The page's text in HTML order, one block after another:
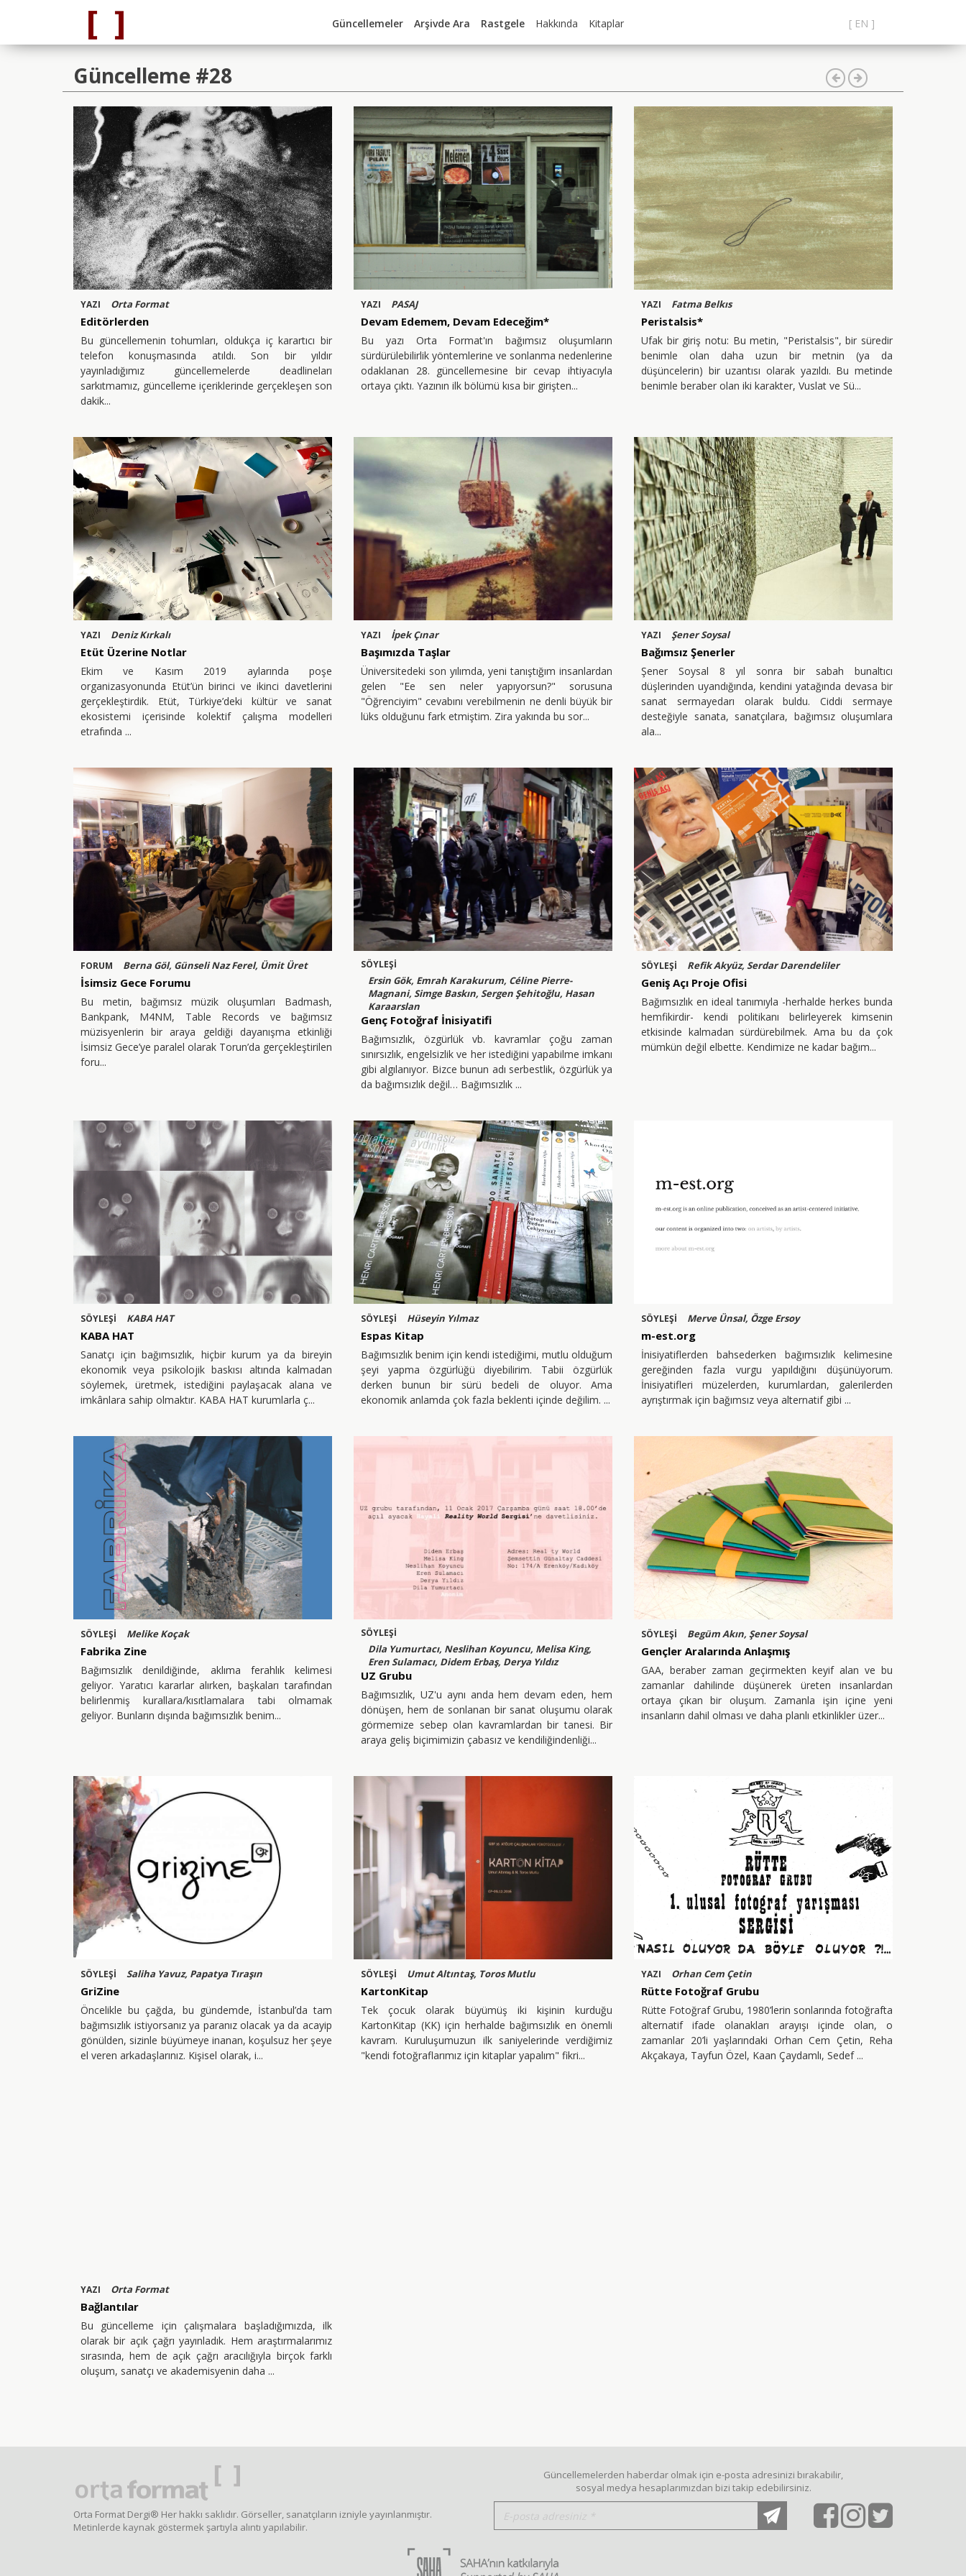
Güncellemeler Arşivde Ara Rastgele Hakkında Kitaplar [ EN ]
Güncelleme #28
YAZI Orta Format
Editörlerden
Bu güncellemenin tohumları, oldukça iç karartıcı bir
telefon konuşmasında atıldı. Son bir yıldır
yayınladığımız güncellemelerde deadlineları
sarkıtmamız, güncelleme içeriklerinde gerçekleşen son
dakik
YAZI PASAJ
Devam Edemem, Devam Edeceğim*
Bu yazı Orta Format'ın bağımsız oluşumların
sürdürülebilirlik yöntemlerine ve sonlanma nedenlerine
odaklanan 28. güncellemesine bir cevap ihtiyacıyla
ortaya çıktı. Yazının ilk bölümü kısa bir girişten
YAZI Fatma Belkıs
Peristalsis*
Ufak bir giriş notu: Bu metin, "Peristalsis", bir süredir
benimle olan daha uzun bir metnin (ya da
düşüncelerin) bir uzantısı olarak yazıldı. Bu metinde
benimle beraber olan iki karakter, Vuslat ve Sü
YAZI Deniz Kırkalı
Etüt Üzerine Notlar
Ekim ve Kasım 2019 aylarında poşe
organizasyonunda Etüt’ün birinci ve ikinci davetlerini
gerçekleştirdik. Etüt, Türkiye’deki kültür ve sanat
ekosistemi içerisinde kolektif çalışma modelleri
etrafında
YAZI İpek Çınar
Başımızda Taşlar
Üniversitedeki son yılımda, yeni tanıştığım insanlardan
gelen "Ee sen neler yapıyorsun?" sorusuna
"Öğrenciyim" cevabını verebilmenin ne denli büyük bir
lüks olduğunu fark etmiştim. Zira yakında bu sor
YAZI Şener Soysal
Bağımsız Şenerler
Şener Soysal 8 yıl sonra bir sabah bunaltıcı
düşlerinden uyandığında, kendini yatağında devasa bir
sanat sermayedarı olarak buldu. Ciddi sermaye
desteğiyle sanata, sanatçılara, bağımsız oluşumlara
ala
FORUM Berna Göl, Günseli Naz Ferel, Ümit Üret
İsimsiz Gece Forumu
Bu metin, bağımsız müzik oluşumları Badmash,
Bankpank, M4NM, Table Records ve bağımsız
müzisyenlerin bir araya geldiği dayanışma etkinliği
İsimsiz Gece’ye paralel olarak Torun’da gerçekleştirilen
foru
SÖYLEŞİ
Ersin Gök, Emrah Karakurum, Céline Pierre-
Magnani, Simge Baskın, Sergen Şehitoğlu, Hasan
Karaarslan
Genç Fotoğraf İnisiyatifi
Bağımsızlık, özgürlük vb. kavramlar çoğu zaman
sınırsızlık, engelsizlik ve her istediğini yapabilme imkanı
gibi algılanıyor. Bizce bunun adı serbestlik, özgürlük ya
da bağımsızlık değil… Bağımsızlık
SÖYLEŞİ Refik Akyüz, Serdar Darendeliler
Geniş Açı Proje Ofisi
Bağımsızlık en ideal tanımıyla -herhalde herkes bunda
hemfikirdir- kendi politikanı belirleyerek kimsenin
etkisinde kalmadan sürdürebilmek. Ama bu da çok
mümkün değil elbette. Kendimize ne kadar bağım
SÖYLEŞİ KABA HAT
KABA HAT
Sanatçı için bağımsızlık, hiçbir kurum ya da bireyin
ekonomik veya psikolojik baskısı altında kalmadan
söylemek, üretmek, istediğini paylaşacak alana ve
imkânlara sahip olmaktır. KABA HAT kurumlarla ç
SÖYLEŞİ Hüseyin Yılmaz
Espas Kitap
Bağımsızlık benim için kendi istediğimi, mutlu olduğum
şeyi yapma özgürlüğü diyebilirim. Tabii özgürlük
derken bunun bir sürü bedeli de oluyor. Ama
ekonomik anlamda çok fazla beklenti içinde değilim.
SÖYLEŞİ Merve Ünsal, Özge Ersoy
m-est.org
İnisiyatiflerden bahsederken bağımsızlık kelimesine
gereğinden fazla vurgu yapıldığını düşünüyorum.
İnisiyatifleri müzelerden, kurumlardan, galerilerden
ayrıştırmak için bağımsız veya alternatif gibi
SÖYLEŞİ Melike Koçak
Fabrika Zine
Bağımsızlık denildiğinde, aklıma ferahlık kelimesi
geliyor. Yaratıcı kararlar alırken, başkaları tarafından
belirlenmiş kurallara/kısıtlamalara tabi olmamak
geliyor. Bunların dışında bağımsızlık benim
SÖYLEŞİ
Dila Yumurtacı, Neslihan Koyuncu, Melisa King,
Eren Sulamacı, Didem Erbaş, Derya Yıldız
UZ Grubu
Bağımsızlık, UZ'u aynı anda hem devam eden, hem
dönüşen, hem de sonlanan bir sanat oluşumu olarak
görmemize sebep olan kavramlardan bir tanesi. Bir
araya geliş biçimimizin çabasız ve kendiliğindenliği
SÖYLEŞİ Begüm Akın, Şener Soysal
Gençler Aralarında Anlaşmış
GAA, beraber zaman geçirmekten keyif alan ve bu
zamanlar dahilinde düşünerek üreten insanlardan
ortaya çıkan bir oluşum. Zamanla işin içine yeni
insanların dahil olması ve daha planlı etkinlikler üzer
SÖYLEŞİ Saliha Yavuz, Papatya Tıraşın
GriZine
Öncelikle bu çağda, bu gündemde, İstanbul’da tam
bağımsızlık istiyorsanız ya paranız olacak ya da acayip
gönülden, sizinle büyümeye inanan, koşulsuz her şeye
el veren arkadaşlarınız. Kişisel olarak, i
SÖYLEŞİ Umut Altıntaş, Toros Mutlu
KartonKitap
Tek çocuk olarak büyümüş iki kişinin kurduğu
KartonKitap (KK) için herhalde bağımsızlık en önemli
kavram. Kuruluşumuzun ilk saniyelerinde verdiğimiz
"kendi fotoğraflarımız için kitaplar yapalım" fikri
YAZI Orhan Cem Çetin
Rütte Fotoğraf Grubu
Rütte Fotoğraf Grubu, 1980’lerin sonlarında fotoğrafta
alternatif ifade olanakları arayışı içinde olan, o
zamanlar 20’li yaşlarındaki Orhan Cem Çetin, Reha
Akçakaya, Tayfun Özel, Kaan Çaydamlı, Sedef
YAZI Orta Format
Bağlantılar
Bu güncelleme için çalışmalara başladığımızda, ilk
olarak bir açık çağrı yayınladık. Hem araştırmalarımız
sırasında, hem de açık çağrı aracılığıyla birçok farklı
oluşum, sanatçı ve akademisyenin daha
Orta Format Dergi® Her hakkı saklıdır. Görseller, sanatçıların izniyle yayınlanmıştır.
Metinlerde kaynak göstermek şartıyla alıntı yapılabilir.
Güncellemelerden haberdar olmak için e-posta adresinizi bırakabilir,
sosyal medya hesaplarımızdan bizi takip edebilirsiniz.